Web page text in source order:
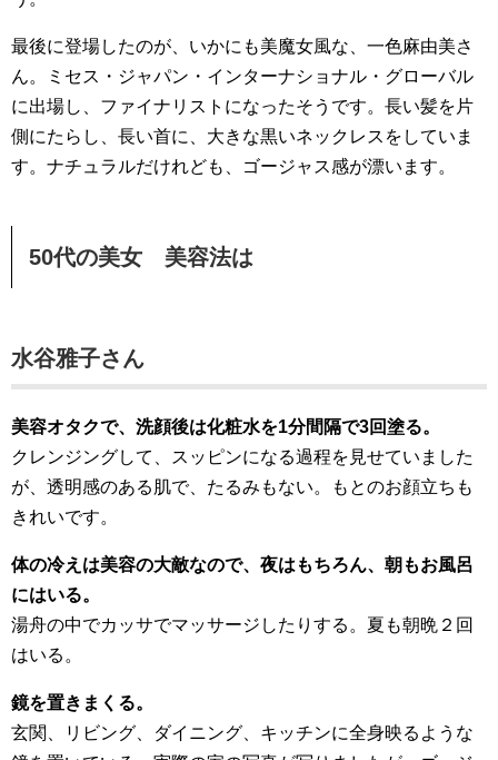
最後に登場したのが、いかにも美魔女風な、一色麻由美さ
ん。ミセス・ジャパン・インターナショナル・グローバル
に出場し、ファイナリストになったそうです。長い髪を片
側にたらし、長い首に、大きな黒いネックレスをしていま
す。ナチュラルだけれども、ゴージャス感が漂います。
50代の美女 美容法は
水谷雅子さん
美容オタクで、洗顔後は化粧水を1分間隔で3回塗る。
クレンジングして、スッピンになる過程を見せていました
が、透明感のある肌で、たるみもない。もとのお顔立ちも
きれいです。
体の冷えは美容の大敵なので、夜はもちろん、朝もお風呂
にはいる。
湯舟の中でカッサでマッサージしたりする。夏も朝晩２回
はいる。
鏡を置きまくる。
玄関、リビング、ダイニング、キッチンに全身映るような